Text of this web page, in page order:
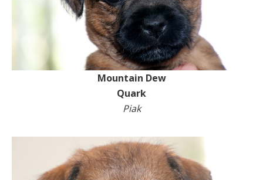
Mountain Dew
Quark
Piak